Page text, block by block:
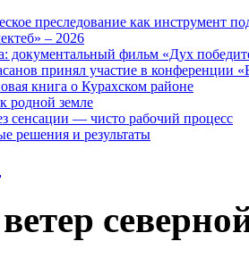
преследование как инструмент
– 2026
документальный фильм «Дух
принял участие в конференции
книга о Курахском районе
родной земле
сенсации — чисто рабочий процесс
решения и результаты